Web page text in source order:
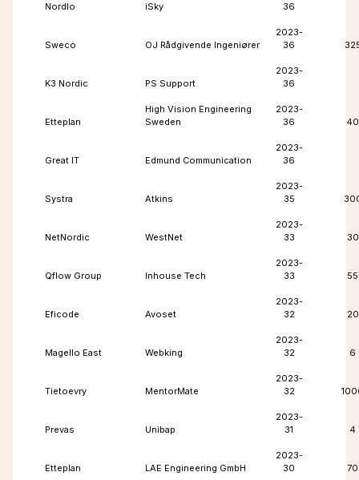
Nordlo iSky
36
Sweco OJ Rådgivende Ingeniører
2023-
36
K3 Nordic PS Support
2023-
36
Etteplan
High Vision Engineering
Sweden
2023-
36
40
Great IT Edmund Communication
2023-
36
Systra Atkins
2023-
35
NetNordic WestNet
2023-
33
30
Qflow Group Inhouse Tech
2023-
33
55
Eficode Avoset
2023-
32
20
Magello East Webking
2023-
32
6
Tietoevry MentorMate
2023-
32
Prevas Unibap
2023-
31
4
Etteplan LAE Engineering GmbH
2023-
30
70